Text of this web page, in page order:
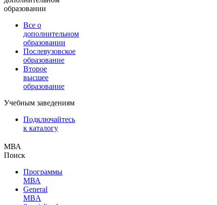
образовании
Все о
дополнительном
образовании
Послевузовское
образование
Второе
высшее
образование
Учебным заведениям
Подключайтесь
к каталогу
МВА
Поиск
Программы
МВА
General
MBA